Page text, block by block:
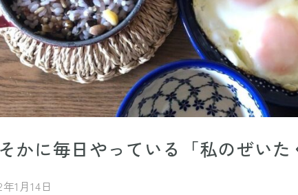
かに毎日やっている「私のぜいた
1月14日